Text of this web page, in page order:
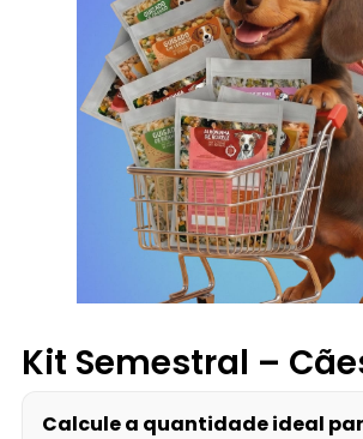
Kit Semestral –
Calcule a quantidade ideal